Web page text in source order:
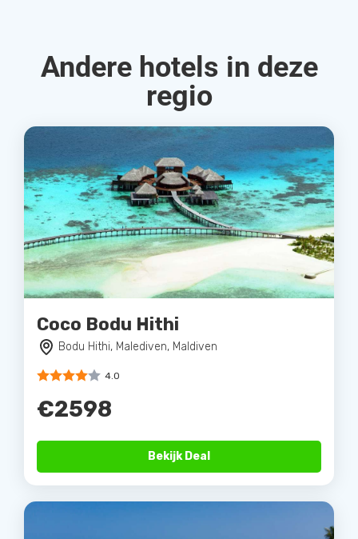
Andere hotels in deze
regio
Coco Bodu Hithi
Bodu Hithi, Malediven, Maldiven
4.0
€2598
Bekijk Deal